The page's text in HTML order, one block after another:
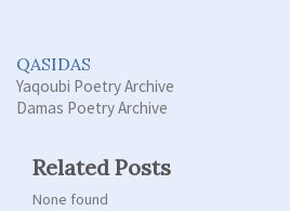
QASIDAS
Yaqoubi Poetry Archive
Damas Poetry Archive
Related Posts
None found